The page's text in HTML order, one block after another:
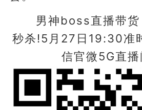
男神boss直播带货
秒杀!5月27日19:30准
信官微5G直